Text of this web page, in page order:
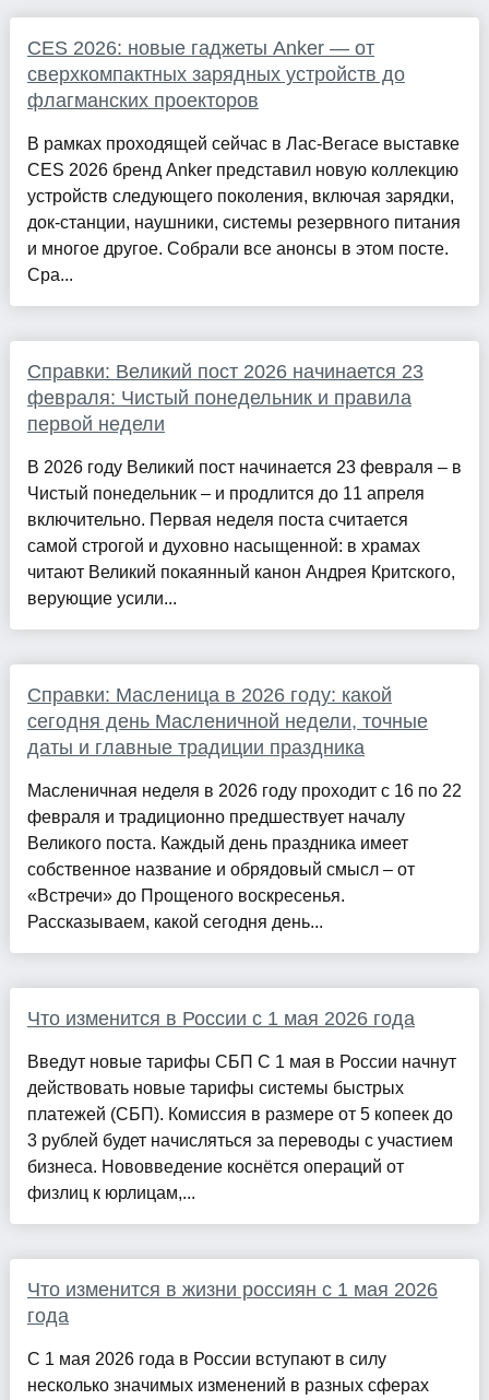
CES 2026: новые гаджеты Anker — от
сверхкомпактных зарядных устройств до
флагманских проекторов
В рамках проходящей сейчас в Лас-Вегасе выставке
CES 2026 бренд Anker представил новую коллекцию
устройств следующего поколения, включая зарядки,
док-станции, наушники, системы резервного питания
и многое другое. Собрали все анонсы в этом посте.
Сра...
Справки: Великий пост 2026 начинается 23
февраля: Чистый понедельник и правила
первой недели
В 2026 году Великий пост начинается 23 февраля – в
Чистый понедельник – и продлится до 11 апреля
включительно. Первая неделя поста считается
самой строгой и духовно насыщенной: в храмах
читают Великий покаянный канон Андрея Критского,
верующие усили...
Справки: Масленица в 2026 году: какой
сегодня день Масленичной недели, точные
даты и главные традиции праздника
Масленичная неделя в 2026 году проходит с 16 по 22
февраля и традиционно предшествует началу
Великого поста. Каждый день праздника имеет
собственное название и обрядовый смысл – от
«Встречи» до Прощеного воскресенья.
Рассказываем, какой сегодня день...
Что изменится в России с 1 мая 2026 года
Введут новые тарифы СБП С 1 мая в России начнут
действовать новые тарифы системы быстрых
платежей (СБП). Комиссия в размере от 5 копеек до
3 рублей будет начисляться за переводы с участием
бизнеса. Нововведение коснётся операций от
физлиц к юрлицам,...
Что изменится в жизни россиян с 1 мая 2026
года
С 1 мая 2026 года в России вступают в силу
несколько значимых изменений в разных сферах